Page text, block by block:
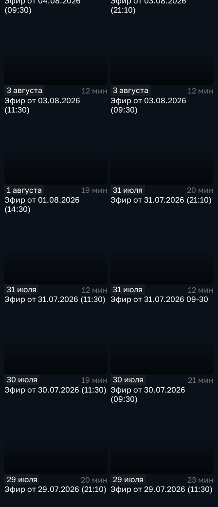
(09:30)
(21:10)
3 августа
12 мин
Эфир от 03.08.2026
(11:30)
3 августа
12 мин
Эфир от 03.08.2026
(09:30)
1 августа
19 мин
Эфир от 01.08.2026
(14:30)
31 июля
20 мин
Эфир от 31.07.2026 (21:10)
31 июля
12 мин
Эфир от 31.07.2026 (11:30)
31 июля
12 мин
Эфир от 31.07.2026 09-30
30 июля
19 мин
Эфир от 30.07.2026 (11:30)
30 июля
21 мин
Эфир от 30.07.2026
(09:30)
29 июля
20 мин
Эфир от 29.07.2026 (21:10)
29 июля
23 мин
Эфир от 29.07.2026 (11:30)